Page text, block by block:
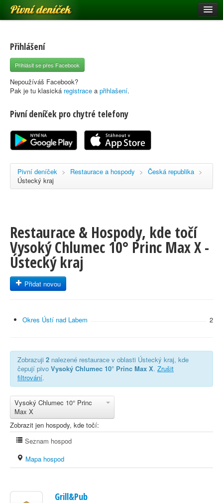
Pivní deníček
Pivní mapa
Pivní značky
Nápověda
Registrace
Přihlášení
Přihlásit se přes Facebook
Nepoužíváš Facebook?
Pak je tu klasická registrace a přihlašení.
Pivní deníček pro chytré telefony
Pivní deníček > Restaurace a hospody > Česká republika >
Ústecký kraj
Restaurace & Hospody, kde točí
Vysoký Chlumec 10° Princ Max X -
Ústecký kraj
Přidat novou
Okres Ústí nad Labem 2
Zobrazuji 2 nalezené restaurace v oblasti Ústecký kraj, kde
čepují pivo Vysoký Chlumec 10° Princ Max X. Zrušit
filtrování.
Vysoký Chlumec 10° Princ
Max X
Zobrazit jen hospody, kde točí:
Seznam hospod
Mapa hospod
Grill&Pub